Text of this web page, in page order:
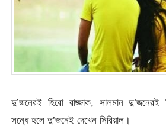
দু’জনেরই হিরো রাজ্জাক, সালমান দু’জনেরই
সন্ধে হলে দু’জনেই দেখেন সিরিয়াল।